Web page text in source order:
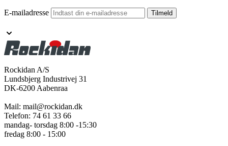
E-mailadresse Tilmeld
Rockidan A/S
Lundsbjerg Industrivej 31
DK-6200 Aabenraa
Mail: mail@rockidan.dk
Telefon: 74 61 33 66
mandag- torsdag 8:00 -15:30
fredag 8:00 - 15:00